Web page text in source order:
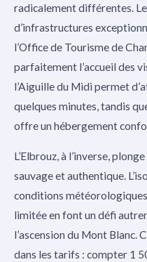
radicalement différentes.
d’infrastructures
l’Office de Tourisme de
parfaitement l’accueil des
l’Aiguille du Midi permet
quelques minutes, tandis
offre un hébergement
L’Elbrouz, à l’inverse,
sauvage et authentique.
conditions
limitée en font un défi
l’ascension du Mont Blanc.
dans les tarifs : compter 1